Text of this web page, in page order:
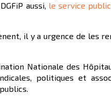
aussi, le service
il y a urgence de les
Nationale des
politiques et